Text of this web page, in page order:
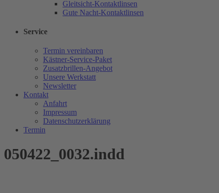
Gleitsicht-Kontaktlinsen
Gute Nacht-Kontaktlinsen
Service
Termin vereinbaren
Kästner-Service-Paket
Zusatzbrillen-Angebot
Unsere Werkstatt
Newsletter
Kontakt
Anfahrt
Impressum
Datenschutzerklärung
Termin
050422_0032.indd